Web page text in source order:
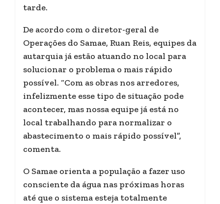
tarde.
De acordo com o diretor-geral de
Operações do Samae, Ruan Reis, equipes da
autarquia já estão atuando no local para
solucionar o problema o mais rápido
possível. “Com as obras nos arredores,
infelizmente esse tipo de situação pode
acontecer, mas nossa equipe já está no
local trabalhando para normalizar o
abastecimento o mais rápido possível”,
comenta.
O Samae orienta a população a fazer uso
consciente da água nas próximas horas
até que o sistema esteja totalmente